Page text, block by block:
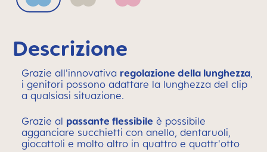
Blue Neutral Pink
Descrizione
Grazie all'innovativa regolazione della lunghezza,
i genitori possono adattare la lunghezza del clip
a qualsiasi situazione.
Grazie al passante flessibile è possibile
agganciare succhietti con anello, dentaruoli,
giocattoli e molto altro in quattro e quattr'otto